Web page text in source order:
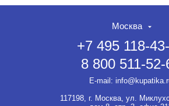
Москва
+7 495 118-
8 800 511-52-
E-mail:
117198, г. Москва, ул.